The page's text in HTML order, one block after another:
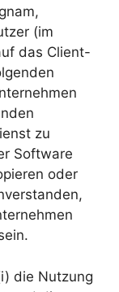
(im
das Client-
zu
Software
oder
die Nutzung